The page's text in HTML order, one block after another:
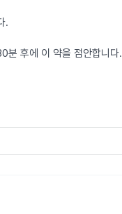
.
분 후에 이 약을 점안합니다.